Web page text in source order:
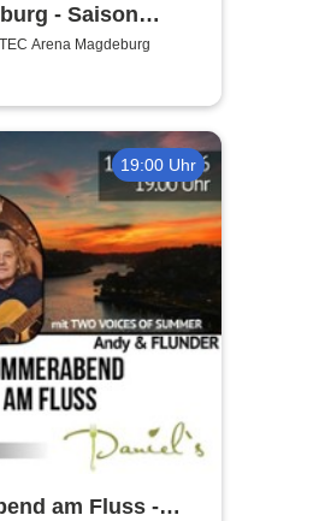
- Saison
Arena Magdeburg
19:00 Uhr
am Fluss -